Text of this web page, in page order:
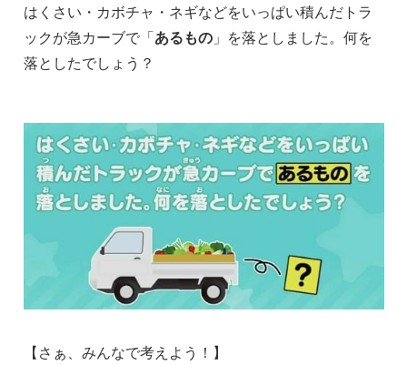
はくさい・カボチャ・ネギなどをいっぱい積んだトラ
ックが急カーブで「あるもの」を落としました。何を
落としたでしょう？
【さぁ、みんなで考えよう！】